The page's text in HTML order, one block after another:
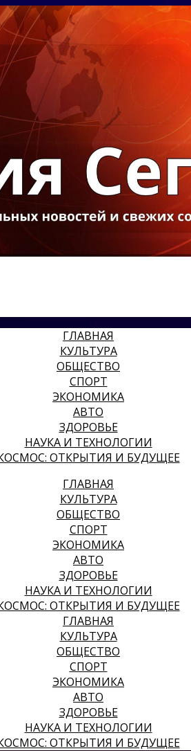
ГЛАВНАЯ
КУЛЬТУРА
ОБЩЕСТВО
СПОРТ
ЭКОНОМИКА
АВТО
ЗДОРОВЬЕ
НАУКА И ТЕХНОЛОГИИ
ОТКРЫТИЯ И БУДУЩЕЕ
ГЛАВНАЯ
КУЛЬТУРА
ОБЩЕСТВО
СПОРТ
ЭКОНОМИКА
АВТО
ЗДОРОВЬЕ
НАУКА И ТЕХНОЛОГИИ
ОТКРЫТИЯ И БУДУЩЕЕ
ГЛАВНАЯ
КУЛЬТУРА
ОБЩЕСТВО
СПОРТ
ЭКОНОМИКА
АВТО
ЗДОРОВЬЕ
НАУКА И ТЕХНОЛОГИИ
ОТКРЫТИЯ И БУДУЩЕЕ